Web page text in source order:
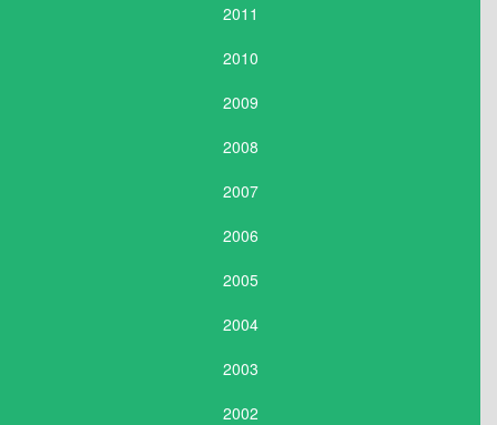
2011
2010
2009
2008
2007
2006
2005
2004
2003
2002